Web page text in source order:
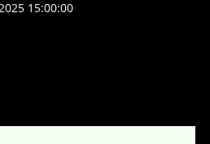
15:00:00